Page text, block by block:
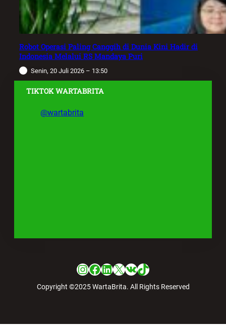
Robot Operasi Paling Canggih di Dunia Kini Hadir di
Indonesia Melalui RS Mandaya Puri
Senin, 20 Juli 2026 – 13:50
TIKTOK WARTABRITA
@wartabrita
Instagram
Facebook
LinkedIn
X VKTikTok
Copyright ©2025 WartaBrita. All Rights Reserved